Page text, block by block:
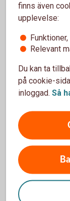
Med Mobilt
appen och
Mobilt
För att
finns även
upplevelse:
Relevant
Du kan ta
på cookie-
inloggad. Så